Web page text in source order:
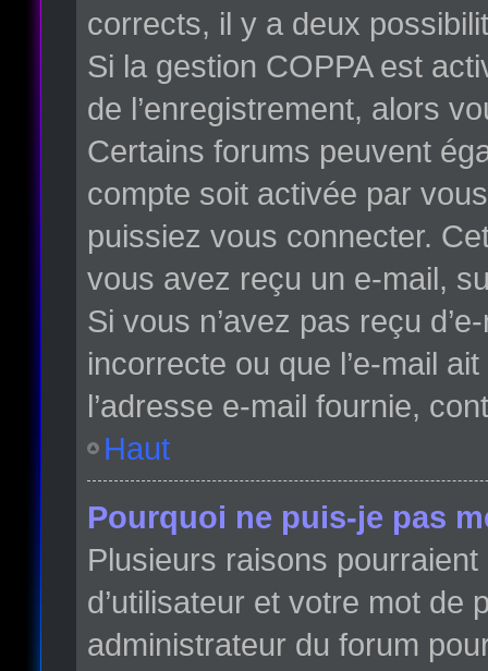
corrects, il y a deux
Si la gestion COPPA est
de l’enregistrement, alors
Certains forums peuvent
compte soit activée par
puissiez vous connecter.
vous avez reçu un e-mail,
Si vous n’avez pas reçu
incorrecte ou que l’e-mail
l’adresse e-mail fournie,
Haut
Pourquoi ne puis-je pas
Plusieurs raisons
d’utilisateur et votre mot de
administrateur du forum